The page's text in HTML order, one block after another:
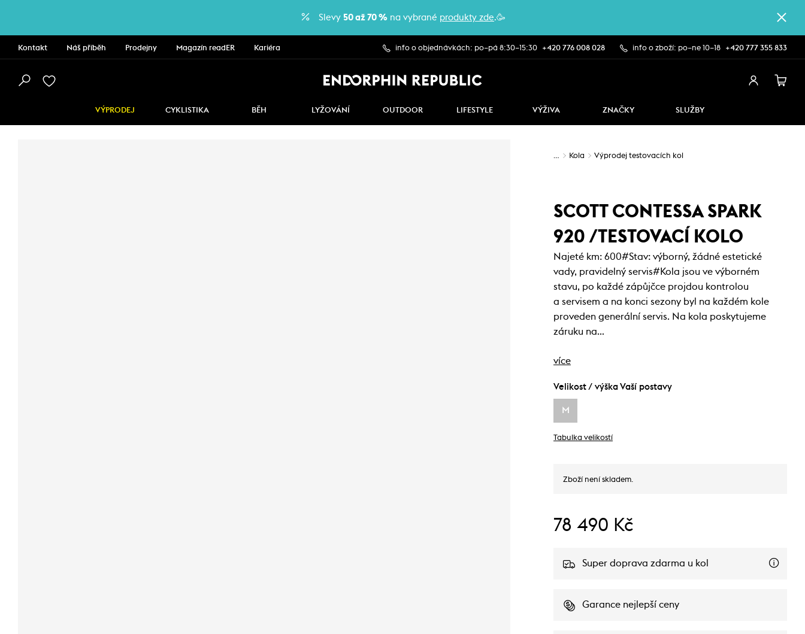
Slevy 50 až 70 % na vybrané produkty zde.🥳
Kontakt Náš příběh Prodejny Magazín readER Kariéra info o objednávkách: po–pá 8:30–15:30 +420 776 008 028 info o zboží: po–ne 10–18 +420 777 355 833
VÝPRODEJ CYKLISTIKA BĚH LYŽOVÁNÍ OUTDOOR LIFESTYLE VÝŽIVA ZNAČKY SLUŽBY
… Kola Výprodej testovacích kol
SCOTT CONTESSA SPARK
920 /TESTOVACÍ KOLO
Najeté km: 600#Stav: výborný, žádné estetické
vady, pravidelný servis#Kola jsou ve výborném
stavu, po každé zápůjčce projdou kontrolou
a servisem a na konci sezony byl na každém kole
proveden generální servis. Na kola poskytujeme
záruku na…
více
Velikost / výška Vaší postavy
M
Tabulka velikostí
Zboží není skladem.
78 490 Kč
Super doprava zdarma u kol
Garance nejlepší ceny